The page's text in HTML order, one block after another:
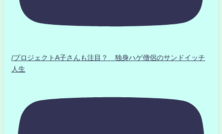
/プロジェクトA子さんも注目？ 独身ハゲ僧侶のサンドイッチ
人生